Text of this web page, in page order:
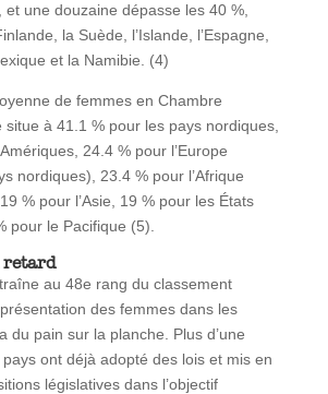
et une douzaine dépasse les 40 %,
la Suède, l’Islande, l’Espagne,
et la Namibie. (4)
de femmes en Chambre
situe à 41.1 % pour les pays nordiques,
24.4 % pour l’Europe
nordiques), 23.4 % pour l’Afrique
% pour l’Asie, 19 % pour les États
pour le Pacifique (5).
retard
au 48e rang du classement
des femmes dans les
du pain sur la planche. Plus d’une
ont déjà adopté des lois et mis en
législatives dans l’objectif